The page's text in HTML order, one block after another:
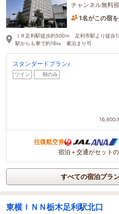
チャンネル無料
1名がこの宿
ＪＲ足利駅徒歩約500ｍ 足利市駅より徒
駅からも車で約16㎞ 素泊まり可
スタンダードプラン♪
ツイン 朝のみ
16,600
往復航空券
宿泊＋交通がセット
すべての宿泊プラ
東横ＩＮＮ栃木足利駅北口